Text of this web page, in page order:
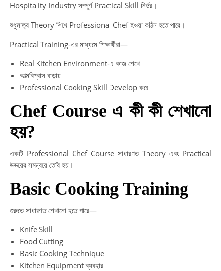
Hospitality Industry সম্পূর্ণ Practical Skill নির্ভর।
শুধুমাত্র Theory শিখে Professional Chef হওয়া কঠিন হতে পারে।
Practical Training-এর মাধ্যমে শিক্ষার্থীরা—
Real Kitchen Environment-এ কাজ শেখে
আত্মবিশ্বাস বাড়ায়
Professional Cooking Skill Develop করে
Chef Course এ কী কী শেখানো
হয়?
একটি Professional Chef Course সাধারণত Theory এবং Practical
উভয়ের সমন্বয়ে তৈরি হয়।
Basic Cooking Training
শুরুতে সাধারণত শেখানো হতে পারে—
Knife Skill
Food Cutting
Basic Cooking Technique
Kitchen Equipment ব্যবহার